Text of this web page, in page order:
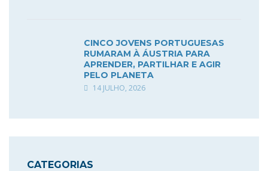
CINCO JOVENS PORTUGUESAS
RUMARAM À ÁUSTRIA PARA
APRENDER, PARTILHAR E AGIR
PELO PLANETA
14 JULHO, 2026
CATEGORIAS